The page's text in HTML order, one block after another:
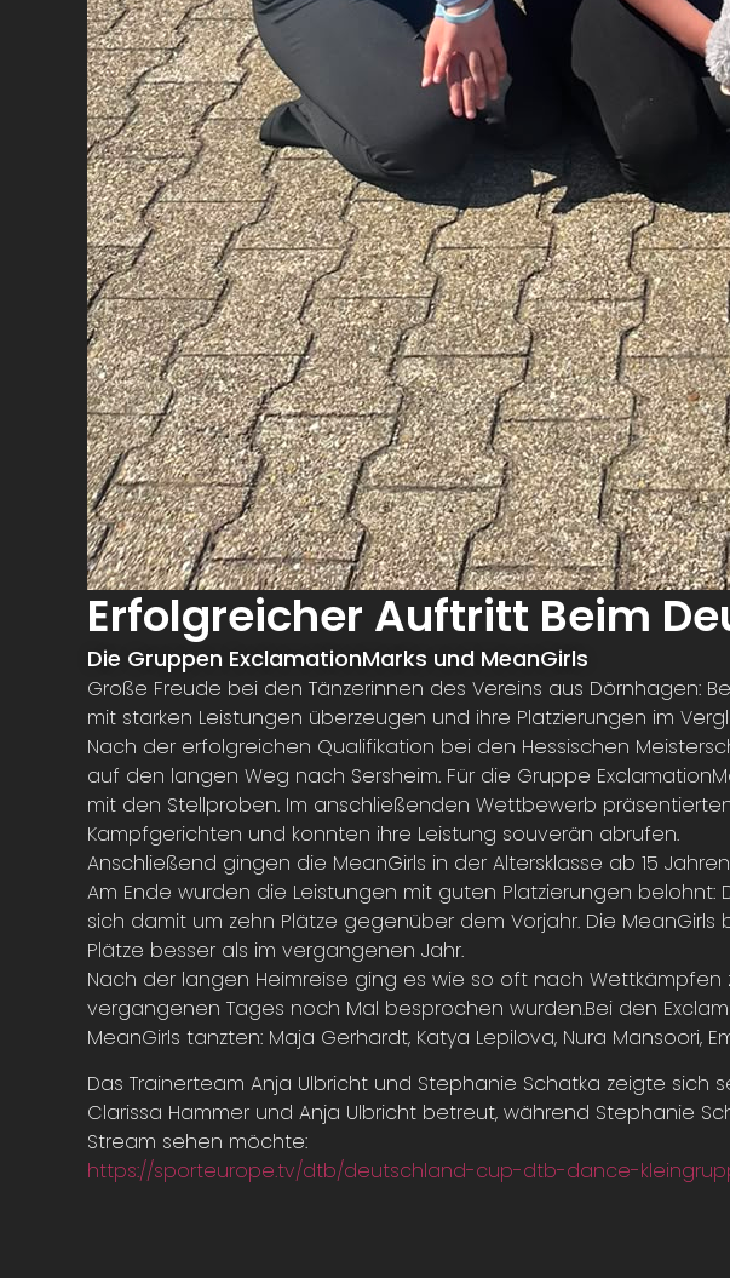
Erfolgreicher Auftritt Beim
Die Gruppen ExclamationMarks und MeanGirls
Große Freude bei den Tänzerinnen des Vereins aus Dörnhagen:
mit starken Leistungen überzeugen und ihre Platzierungen im
Nach der erfolgreichen Qualifikation bei den Hessischen
auf den langen Weg nach Sersheim. Für die Gruppe
mit den Stellproben. Im anschließenden Wettbewerb
Kampfgerichten und konnten ihre Leistung souverän abrufen.
Anschließend gingen die MeanGirls in der Altersklasse ab 15
Am Ende wurden die Leistungen mit guten Platzierungen
sich damit um zehn Plätze gegenüber dem Vorjahr. Die
Plätze besser als im vergangenen Jahr.
Nach der langen Heimreise ging es wie so oft nach
vergangenen Tages noch Mal besprochen wurden.Bei den
MeanGirls tanzten: Maja Gerhardt, Katya Lepilova, Nura Mansoori,
Das Trainerteam Anja Ulbricht und Stephanie Schatka zeigte
Clarissa Hammer und Anja Ulbricht betreut, während Stephanie
Stream sehen möchte:
https://sporteurope.tv/dtb/deutschland-cup-dtb-dance-